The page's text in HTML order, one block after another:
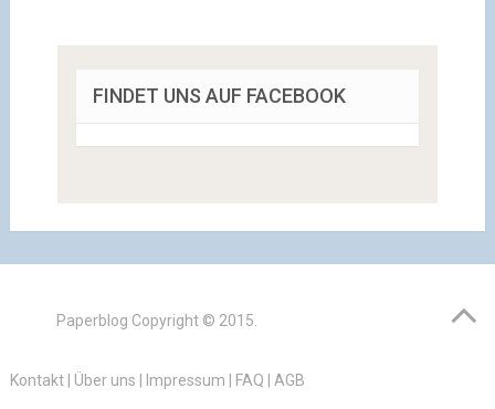
FINDET UNS AUF FACEBOOK
Paperblog Copyright © 2015.
Kontakt| Über uns Impressum FAQ AGB